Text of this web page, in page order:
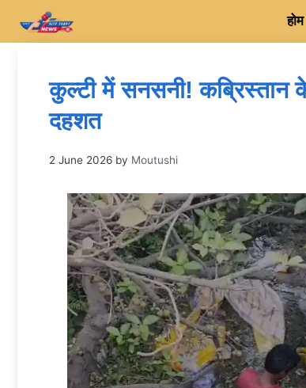
होम
कुल्टी में सनसनी! कब्रिस्तान
दहशत
2 June 2026 by Moutushi